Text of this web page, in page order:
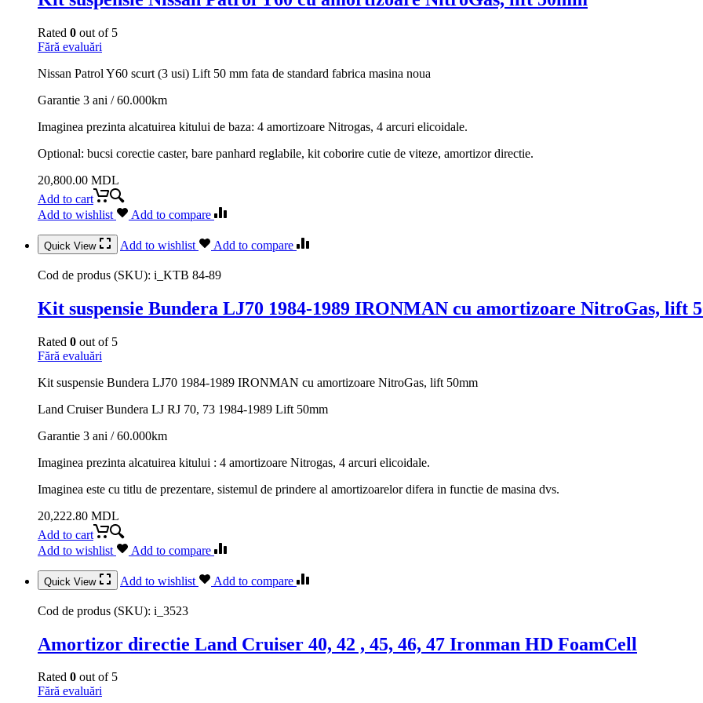
Rated 0 out of 5
Fără evaluări
Nissan Patrol Y60 scurt (3 usi) Lift 50 mm fata de standard fabrica masina noua
Garantie 3 ani / 60.000km
Imaginea prezinta alcatuirea kitului de baza: 4 amortizoare Nitrogas, 4 arcuri elicoidale.
Optional: bucsi corectie caster, bare panhard reglabile, kit coborire cutie de viteze, amortizor directie.
20,800.00 MDL
Add to cart
Add to wishlist
Add to compare
Quick View Add to wishlist Add to compare
Cod de produs (SKU): i_KTB 84-89
Kit suspensie Bundera LJ70 1984-1989 IRONMAN cu amortizoare NitroGas, lift
Rated 0 out of 5
Fără evaluări
Kit suspensie Bundera LJ70 1984-1989 IRONMAN cu amortizoare NitroGas, lift 50mm
Land Cruiser Bundera LJ RJ 70, 73 1984-1989 Lift 50mm
Garantie 3 ani / 60.000km
Imaginea prezinta alcatuirea kitului : 4 amortizoare Nitrogas, 4 arcuri elicoidale.
Imaginea este cu titlu de prezentare, sistemul de prindere al amortizoarelor difera in functie de masina dvs.
20,222.80 MDL
Add to cart
Add to wishlist
Add to compare
Quick View Add to wishlist Add to compare
Cod de produs (SKU): i_3523
Amortizor directie Land Cruiser 40, 42 , 45, 46, 47 Ironman HD FoamCell
Rated 0 out of 5
Fără evaluări